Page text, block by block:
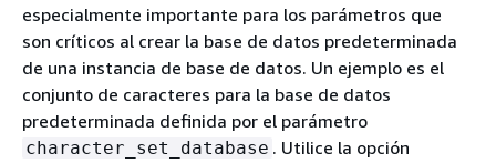
especialmente importante para los parámetros que
son críticos al crear la base de datos predeterminada
de una instancia de base de datos. Un ejemplo es el
conjunto de caracteres para la base de datos
predeterminada definida por el parámetro
character_set_database . Utilice la opción